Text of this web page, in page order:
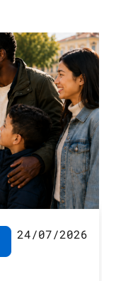
24/07/2026